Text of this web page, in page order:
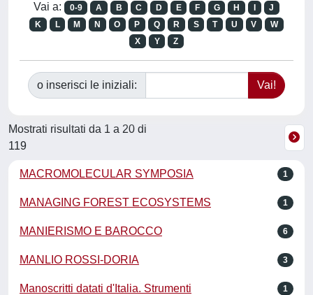
Vai a: 0-9 A B C D E F G H
J
K
L M N O P Q R S T U V
W
X
Y Z
o inserisci le iniziali:
Mostrati risultati da 1 a 20 di
119
MACROMOLECULAR SYMPOSIA 1
MANAGING FOREST ECOSYSTEMS 1
MANIERISMO E BAROCCO 6
MANLIO ROSSI-DORIA 3
Manoscritti datati d'Italia. Strumenti 1